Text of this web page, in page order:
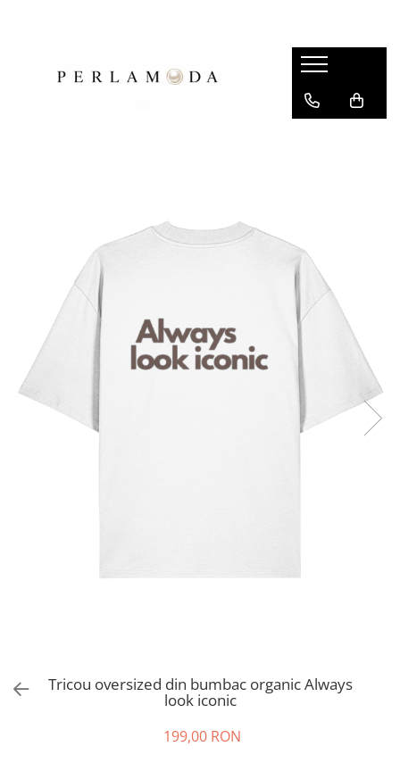
Tricou oversized din bumbac organic Always
look iconic
199,00 RON